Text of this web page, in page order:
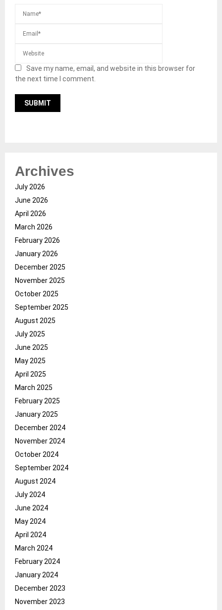
Save my name, email, and website in this browser for
the next time I comment.
Archives
July 2026
June 2026
April 2026
March 2026
February 2026
January 2026
December 2025
November 2025
October 2025
September 2025
August 2025
July 2025
June 2025
May 2025
April 2025
March 2025
February 2025
January 2025
December 2024
November 2024
October 2024
September 2024
August 2024
July 2024
June 2024
May 2024
April 2024
March 2024
February 2024
January 2024
December 2023
November 2023